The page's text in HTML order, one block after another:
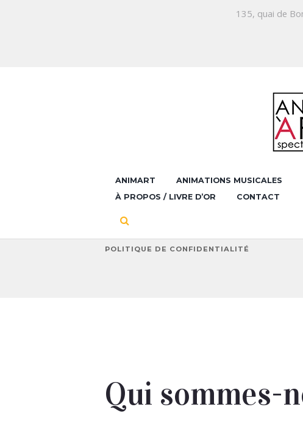
135, quai de
ANIMART ANIMATIONS MUSICALES
À PROPOS / LIVRE D’OR
CONTACT
POLITIQUE DE CONFIDENTIALITÉ
Qui sommes-